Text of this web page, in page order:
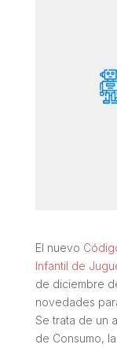
El nuevo
Infantil de
de diciembre
novedades
Se trata de un
de Consumo,